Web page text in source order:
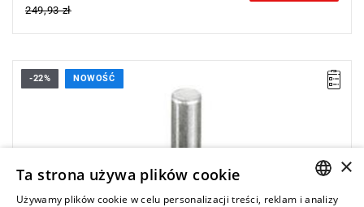
249,93 zł
-22% NOWOŚĆ
×
Ta strona używa plików cookie
Używamy plików cookie w celu personalizacji treści, reklam i analizy